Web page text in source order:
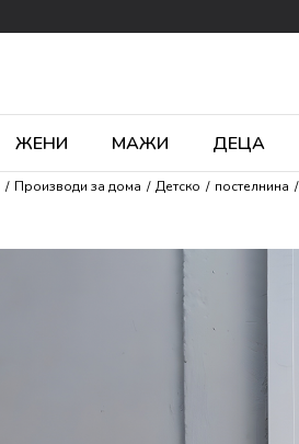
ЖЕНИ МАЖИ ДЕЦА
Производи за дома Детско постелнина